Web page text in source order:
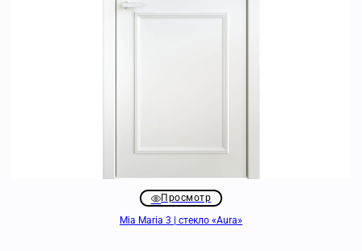
Просмотр
Mia Maria 3 | стекло «Aura»